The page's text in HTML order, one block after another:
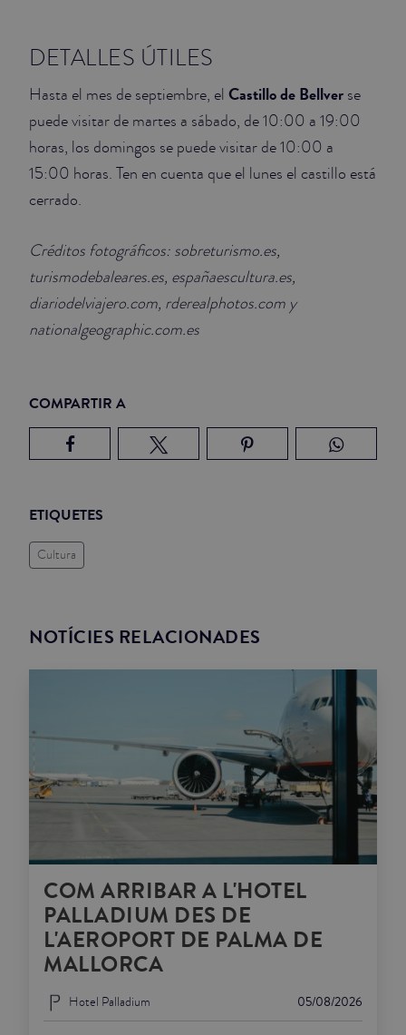
DETALLES ÚTILES
Hasta el mes de septiembre, el Castillo de Bellver se
puede visitar de martes a sábado, de 10:00 a 19:00
horas, los domingos se puede visitar de 10:00 a
15:00 horas. Ten en cuenta que el lunes el castillo está
cerrado.
Créditos fotográficos: sobreturismo.es,
turismodebaleares.es, españaescultura.es,
diariodelviajero.com, rderealphotos.com y
nationalgeographic.com.es
COMPARTIR A
ETIQUETES
Cultura
NOTÍCIES RELACIONADES
COM ARRIBAR A L'HOTEL
PALLADIUM DES DE
L'AEROPORT DE PALMA DE
MALLORCA
05/08/2026
Hotel Palladium